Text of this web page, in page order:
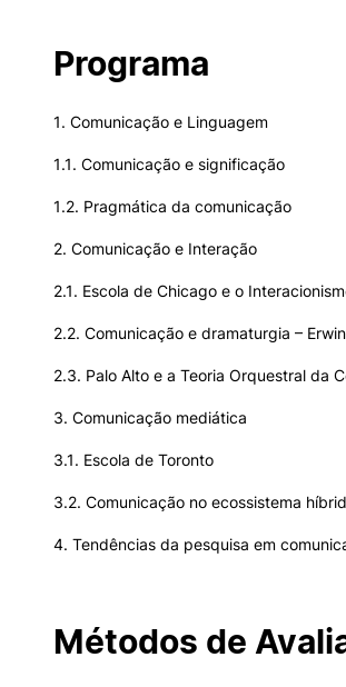
Programa
1. Comunicação e Linguagem
1.1. Comunicação e significação
1.2. Pragmática da comunicação
2. Comunicação e Interação
2.1. Escola de Chicago e o
2.2. Comunicação e dramaturgia –
2.3. Palo Alto e a Teoria Orquestral da
3. Comunicação mediática
3.1. Escola de Toronto
3.2. Comunicação no ecossistema
4. Tendências da pesquisa em
Métodos de